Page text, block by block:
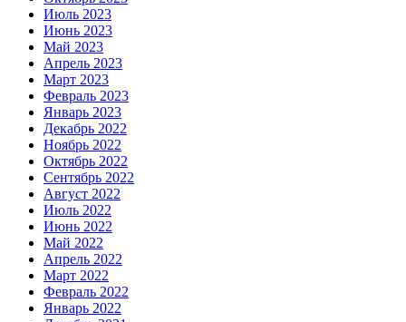
Июль 2023
Июнь 2023
Май 2023
Апрель 2023
Март 2023
Февраль 2023
Январь 2023
Декабрь 2022
Ноябрь 2022
Октябрь 2022
Сентябрь 2022
Август 2022
Июль 2022
Июнь 2022
Май 2022
Апрель 2022
Март 2022
Февраль 2022
Январь 2022